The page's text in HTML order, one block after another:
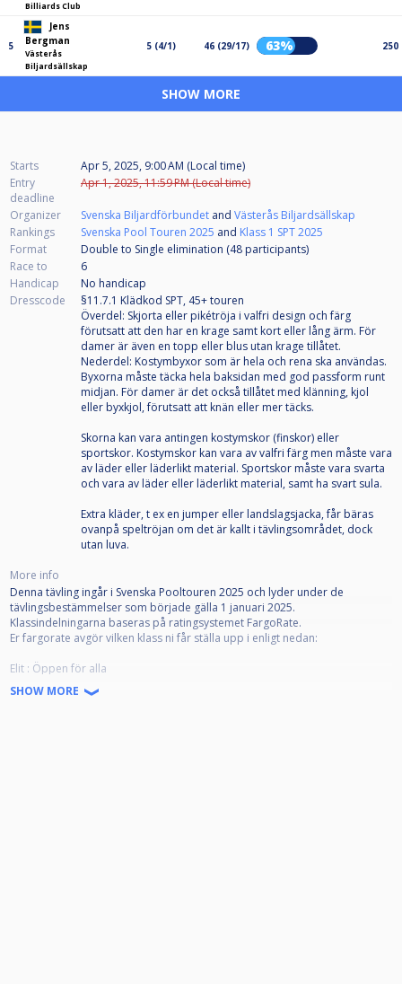
Billiards Club
5
Jens
Bergman
Västerås
Biljardsällskap
5 (4/1) 46 (29/17) 63% 250
SHOW MORE
Starts
Apr 5, 2025, 9:00 AM (Local time)
Entry
deadline
Apr 1, 2025, 11:59 PM (Local time)
Organizer Svenska Biljardförbundet and Västerås Biljardsällskap
Rankings
Svenska Pool Touren 2025 and Klass 1 SPT 2025
Format
Double to Single elimination (48 participants)
Race to
6
Handicap
No handicap
Dresscode
§11.7.1 Klädkod SPT, 45+ touren
Överdel: Skjorta eller pikétröja i valfri design och färg
förutsatt att den har en krage samt kort eller lång ärm. För
damer är även en topp eller blus utan krage tillåtet.
Nederdel: Kostymbyxor som är hela och rena ska användas.
Byxorna måste täcka hela baksidan med god passform runt
midjan. För damer är det också tillåtet med klänning, kjol
eller byxkjol, förutsatt att knän eller mer täcks.
Skorna kan vara antingen kostymskor (finskor) eller
sportskor. Kostymskor kan vara av valfri färg men måste vara
av läder eller läderlikt material. Sportskor måste vara svarta
och vara av läder eller läderlikt material, samt ha svart sula.
Extra kläder, t ex en jumper eller landslagsjacka, får bäras
ovanpå speltröjan om det är kallt i tävlingsområdet, dock
utan luva.
More info
Denna tävling ingår i Svenska Pooltouren 2025 och lyder under de
tävlingsbestämmelser som började gälla 1 januari 2025.
Klassindelningarna baseras på ratingsystemet FargoRate.
Er fargorate avgör vilken klass ni får ställa upp i enligt nedan:
Elit : Öppen för alla
Klass 1: Ej högre Fargorate än 665
Klass 2: Ej högre Fargorate än 565
SHOW MORE